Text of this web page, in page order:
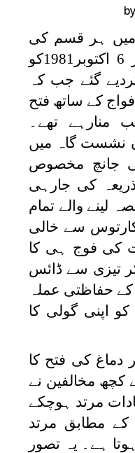
میں ہر قسم کی
طاقت حاصل کرلی مگر 6 اکتوبر1981کو
گئے جب کہ
کے ساتھ فتح
تقریب منارہے تھے۔
نشست گاہ میں
کی جانچ مخصوص
کی جارہی
لینے والے تمام
سے خالی
کی فوج ہی کا
تیزی سے ڈائس
حفاظتی عملہ
اپنی گولی کا
دماغ کی فتح کا
کچھ مخالفین نے
مرتد ہوچکے
کے مطابق مرتد
ہے۔ یہ تصور